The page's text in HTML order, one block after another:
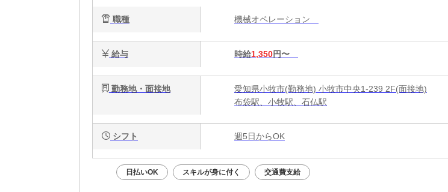
職種 機械オペレーション
給与 時給1,350円〜
勤務地・面接地
愛知県小牧市(勤務地) 小牧市中央1-239 2F(面接地)
布袋駅、小牧駅、石仏駅
シフト 週5日からOK
日払いOK スキルが身に付く 交通費支給